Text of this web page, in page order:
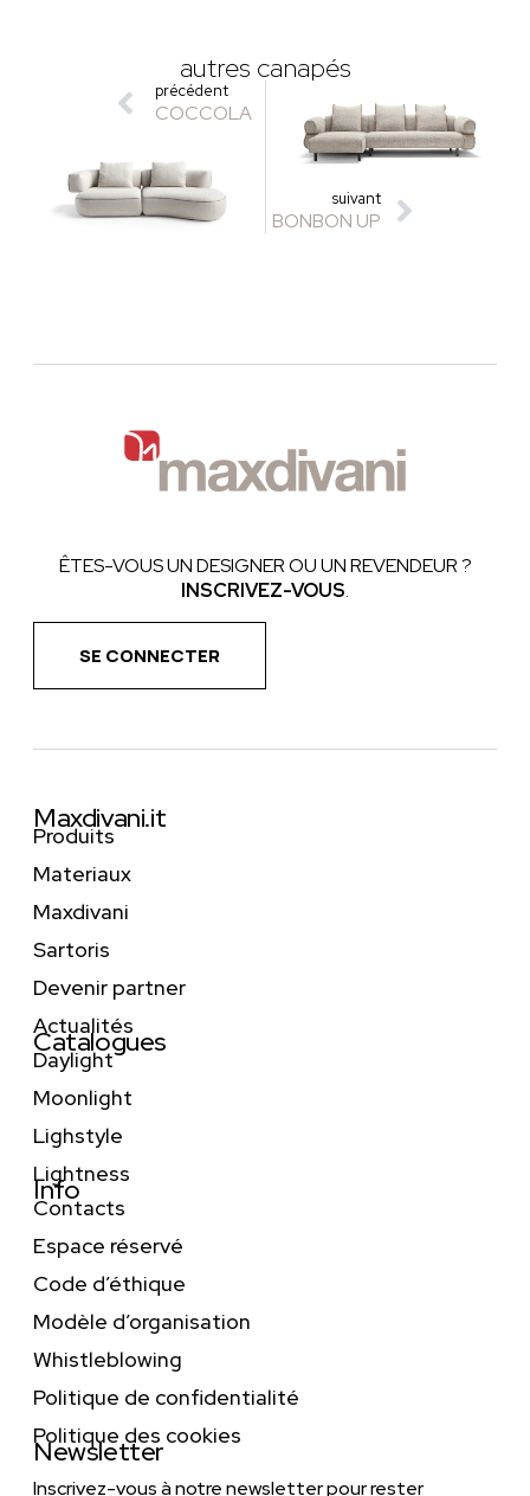
autres canapés
précédent
COCCOLA
suivant
BONBON UP
ÊTES-VOUS UN DESIGNER OU UN REVENDEUR ?
INSCRIVEZ-VOUS.
SE CONNECTER
Maxdivani.it
Produits
Materiaux
Maxdivani
Sartoris
Devenir partner
Actualités
Catalogues
Daylight
Moonlight
Lighstyle
Lightness
Info
Contacts
Espace réservé
Code d’éthique
Modèle d’organisation
Whistleblowing
Politique de confidentialité
Politique des cookies
Newsletter
Inscrivez-vous à notre newsletter pour rester